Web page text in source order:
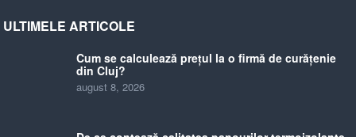
ULTIMELE ARTICOLE
Cum se calculează prețul la o firmă de curățenie
din Cluj?
august 8, 2026